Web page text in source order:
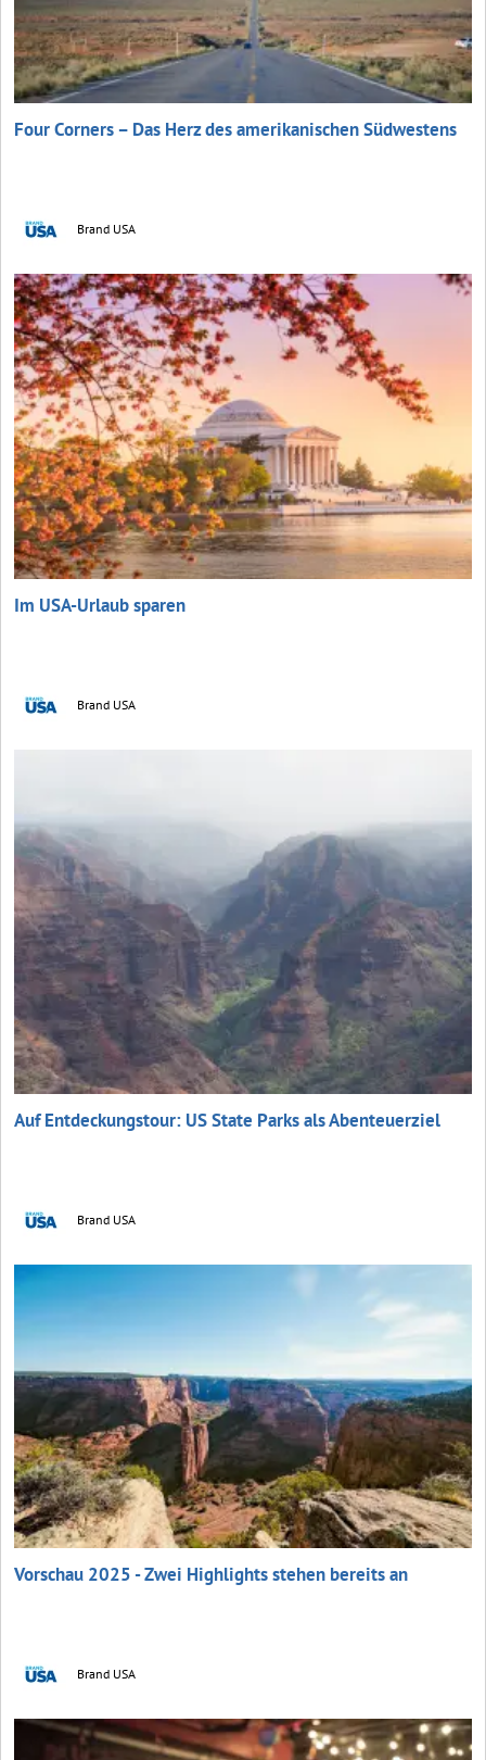
Four Corners – Das Herz des amerikanischen Südwestens
Brand USA
Im USA-Urlaub sparen
Brand USA
Auf Entdeckungstour: US State Parks als Abenteuerziel
Brand USA
Vorschau 2025 - Zwei Highlights stehen bereits an
Brand USA